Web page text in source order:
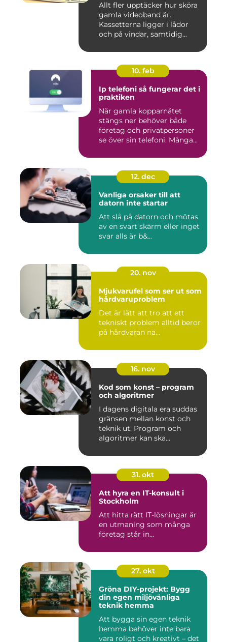
Allt fler upptäcker hur sköra
gamla videoband är.
Kassetterna ligger i lådor
och på vindar, samtidig...
10. feb
Ip telefoni så fungerar det i
praktiken
När gamla kopparnätet
stängs ner behöver både
företag och privatpersoner
se över sin telefoni. Många...
12. dec
Vanliga orsaker till att
datorn inte startar
Att slå på datorn och mötas
av en svart skärm eller inget
svar alls är b&...
20. nov
Mjukvarufel som ser ut som
hårdvaruproblem
Det är lätt att tro att ett
tekniskt problem alltid beror
på hårdvaran nä...
16. nov
Kod som konst – program
och algoritmer
I dagens digitala era suddas
gränsen mellan konst och
teknik ut. Program och
algoritmer kan ska...
31. okt
Att hyra en IT-konsult i
Stockholm
Att hitta rätt IT-lösningar är
en utmaning som många
företag står in...
27. okt
Gröna DIY-projekt: Bygg
din egen miljövänliga
teknik hemma
Att bygga sin egen teknik
hemma behöver inte bara
vara roligt och kreativt – det